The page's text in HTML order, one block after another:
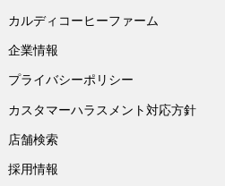
カルディコーヒーファーム
企業情報
プライバシーポリシー
カスタマーハラスメント対応方針
店舗検索
採用情報